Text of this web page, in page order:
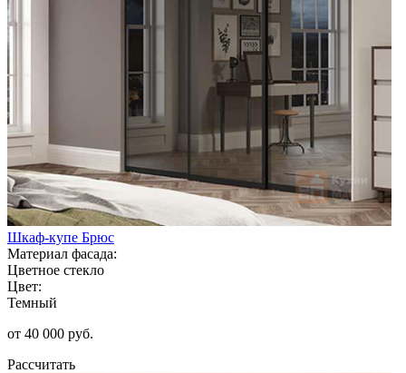
Шкаф-купе Брюс
Материал фасада:
Цветное стекло
Цвет:
Темный
от 40 000 руб.
Рассчитать